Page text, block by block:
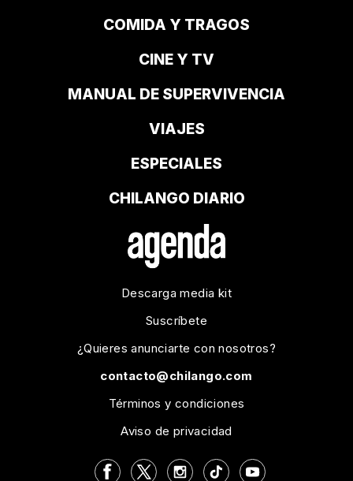
COMIDA Y TRAGOS
CINE Y TV
MANUAL DE SUPERVIVENCIA
VIAJES
ESPECIALES
CHILANGO DIARIO
Descarga media kit
Suscríbete
¿Quieres anunciarte con nosotros?
contacto@chilango.com
Términos y condiciones
Aviso de privacidad